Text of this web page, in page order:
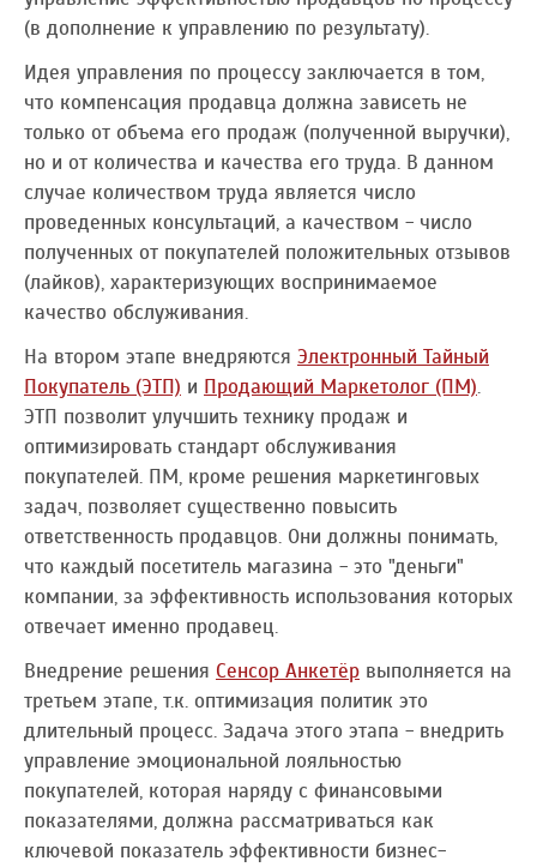
(в дополнение к управлению по результату).
Идея управления по процессу заключается в том,
что компенсация продавца должна зависеть не
только от объема его продаж (полученной выручки),
но и от количества и качества его труда. В данном
случае количеством труда является число
проведенных консультаций, а качеством - число
полученных от покупателей положительных отзывов
(лайков), характеризующих воспринимаемое
качество обслуживания.
На втором этапе внедряются Электронный Тайный
Покупатель (ЭТП) и Продающий Маркетолог (ПМ).
ЭТП позволит улучшить технику продаж и
оптимизировать стандарт обслуживания
покупателей. ПМ, кроме решения маркетинговых
задач, позволяет существенно повысить
ответственность продавцов. Они должны понимать,
что каждый посетитель магазина - это "деньги"
компании, за эффективность использования которых
отвечает именно продавец.
Внедрение решения Сенсор Анкетёр выполняется на
третьем этапе, т.к. оптимизация политик это
длительный процесс. Задача этого этапа - внедрить
управление эмоциональной лояльностью
покупателей, которая наряду с финансовыми
показателями, должна рассматриваться как
ключевой показатель эффективности бизнес-